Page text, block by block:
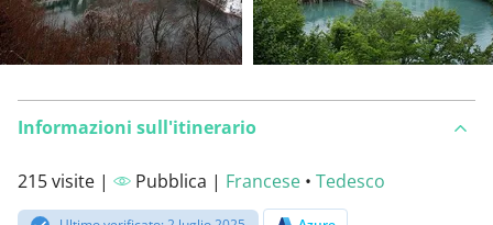
Informazioni sull'itinerario
215 visite | Pubblica | Francese • Tedesco